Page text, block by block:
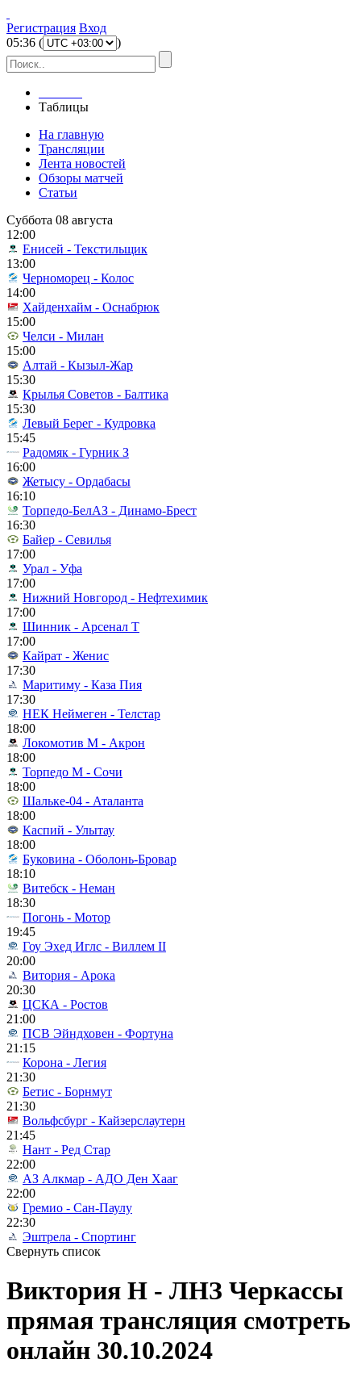
Регистрация Вход
05:36 ( )
Таблицы
На главную
Трансляции
Лента новостей
Обзоры матчей
Статьи
Суббота 08 августа
12:00
Енисей - Текстильщик
13:00
Черноморец - Колос
14:00
Хайденхайм - Оснабрюк
15:00
Челси - Милан
15:00
Алтай - Кызыл-Жар
15:30
Крылья Советов - Балтика
15:30
Левый Берег - Кудровка
15:45
Радомяк - Гурник З
16:00
Жетысу - Ордабасы
16:10
Торпедо-БелАЗ - Динамо-Брест
16:30
Байер - Севилья
17:00
Урал - Уфа
17:00
Нижний Новгород - Нефтехимик
17:00
Шинник - Арсенал Т
17:00
Кайрат - Женис
17:30
Маритиму - Каза Пия
17:30
НЕК Неймеген - Телстар
18:00
Локомотив М - Акрон
18:00
Торпедо М - Сочи
18:00
Шальке-04 - Аталанта
18:00
Каспий - Улытау
18:00
Буковина - Оболонь-Бровар
18:10
Витебск - Неман
18:30
Погонь - Мотор
19:45
Гоу Эхед Иглс - Виллем II
20:00
Витория - Арока
20:30
ЦСКА - Ростов
21:00
ПСВ Эйндховен - Фортуна
21:15
Корона - Легия
21:30
Бетис - Борнмут
21:30
Вольфсбург - Кайзерслаутерн
21:45
Нант - Ред Стар
22:00
АЗ Алкмар - АДО Ден Хааг
22:00
Гремио - Сан-Паулу
22:30
Эштрела - Спортинг
Свернуть список
Виктория Н - ЛНЗ Черкассы
прямая трансляция смотреть
онлайн 30.10.2024